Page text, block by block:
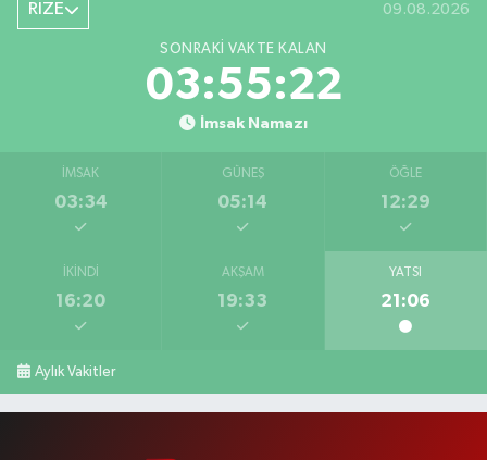
RİZE 09.08.2026
SONRAKI VAKTE KALAN
03:55:21
İmsak Namazı
İMSAK
03:34
GÜNEŞ
05:14
ÖĞLE
12:29
İKINDI
16:20
AKŞAM
19:33
YATSI
21:06
Aylık Vakitler